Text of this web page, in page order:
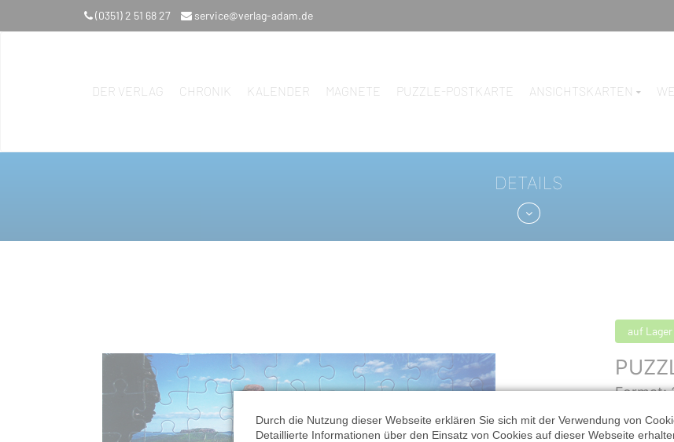
(0351) 2 51 68 27 service@verlag-adam.de
DER VERLAG CHRONIK KALENDER MAGNETE PUZZLE-POSTKARTE ANSICHTSKARTEN
DETAILS
auf Lager
Format:
Sächsische
Durch die Nutzung dieser Webseite erklären Sie sich mit der Verwendung von
Detaillierte Informationen über den Einsatz von Cookies auf dieser Webseite